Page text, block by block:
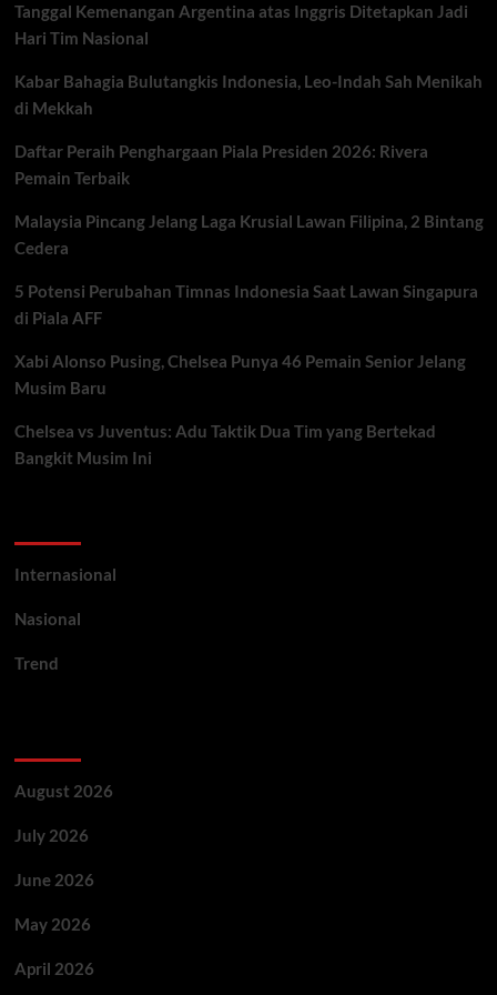
Tanggal Kemenangan Argentina atas Inggris Ditetapkan Jadi
Hari Tim Nasional
Kabar Bahagia Bulutangkis Indonesia, Leo-Indah Sah Menikah
di Mekkah
Daftar Peraih Penghargaan Piala Presiden 2026: Rivera
Pemain Terbaik
Malaysia Pincang Jelang Laga Krusial Lawan Filipina, 2 Bintang
Cedera
5 Potensi Perubahan Timnas Indonesia Saat Lawan Singapura
di Piala AFF
Xabi Alonso Pusing, Chelsea Punya 46 Pemain Senior Jelang
Musim Baru
Chelsea vs Juventus: Adu Taktik Dua Tim yang Bertekad
Bangkit Musim Ini
Internasional
Nasional
Trend
August 2026
July 2026
June 2026
May 2026
April 2026